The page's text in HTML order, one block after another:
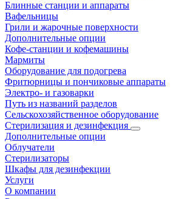
Блинные станции и аппараты
Вафельницы
Грили и жарочные поверхности
Дополнительные опции
Кофе-станции и кофемашины
Мармиты
Оборудование для подогрева
Фритюрницы и пончиковые аппараты
Электро- и газоварки
Путь из названий разделов
Сельскохозяйственное оборудование
Стерилизация и дезинфекция
Дополнительные опции
Облучатели
Стерилизаторы
Шкафы для дезинфекции
Услуги
О компании